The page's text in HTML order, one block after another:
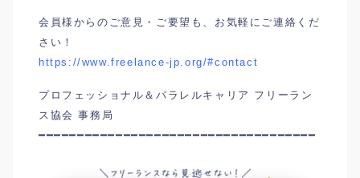
会員様からのご意見・ご要望も、お気軽にご連絡くだ
さい！
https://www.freelance-jp.org/#contact
プロフェッショナル＆パラレルキャリア フリーラン
ス協会 事務局
━━━━━━━━━━━━━━━━━━━━━━━━━━━━━━━━━━━━